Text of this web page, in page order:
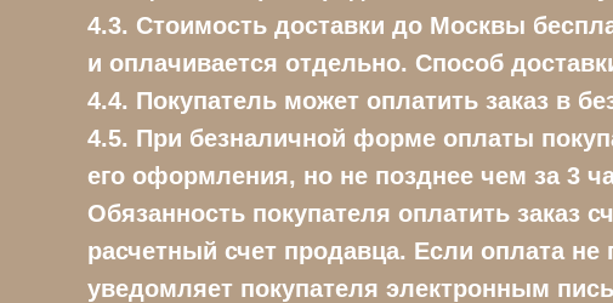
4.3. Стоимость доставки до Москвы
и оплачивается отдельно. Способ
4.4. Покупатель может оплатить заказ в
4.5. При безналичной форме оплаты
его оформления, но не позднее чем за 3
Обязанность покупателя оплатить
расчетный счет продавца. Если оплата
уведомляет покупателя электронным